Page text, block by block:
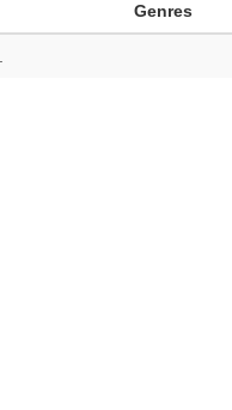
Genres